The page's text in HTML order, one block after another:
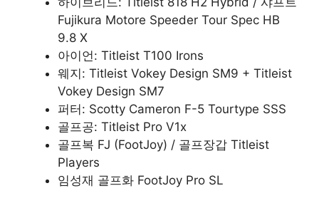
Fujikura Motore Speeder Tour Spec HB
9.8 X
아이언: Titleist T100 Irons
웨지: Titleist Vokey Design SM9 + Titleist
Vokey Design SM7
퍼터: Scotty Cameron F-5 Tourtype SSS
골프공: Titleist Pro V1x
골프복 FJ (FootJoy) / 골프장갑 Titleist
Players
임성재 골프화 FootJoy Pro SL